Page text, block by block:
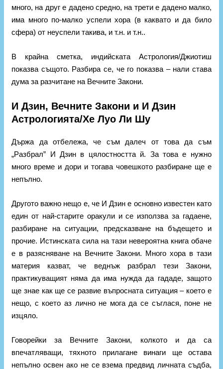
много, на друг е дадено средно, на трети е дадено малко,
има много по-малко успели хора (в каквато и да било
сфера) от неуспели такива, и т.н. и т.н..
В крайна сметка, индийската Астрология/Джиотиш
показва същото. Разбира се, че го показва – нали става
дума за разчитане на Вечните Закони.
И Дзин, Вечните Закони и И Дзин
Астрологията/Хе Луо Ли Шу
Държа да отбележа, че съм далеч от това да съм
„Разбрал” И Дзин в цялостността й. За това е нужно
много време и дори и тогава човешкото разбиране ще е
непълно.
Другото важно нещо е, че И Дзин е основно известен като
един от най-старите оракули и се използва за гадаене,
разбиране на ситуации, предсказване на бъдещето и
прочие. Истинската сила на тази невероятна книга обаче
е в разясняване на Вечните Закони. Много хора в тази
материя казват, че веднъж разбрал тези Закони,
практикуващият няма да има нужда да гададе, защото
ще знае как ще се развие въпросната ситуация – което е
нещо, с което аз лично не мога да се съглася, поне не
изцяло.
Говорейки за Вечните Закони, колкото и да са
впечатляващи, тяхното прилагане винаги ще остава
непълно освен ако не се взема предвид личната съдба,